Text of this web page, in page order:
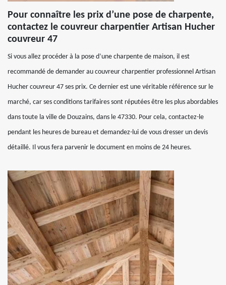
Pour connaître les prix d’une pose de charpente,
contactez le couvreur charpentier Artisan Hucher
couvreur 47
Si vous allez procéder à la pose d’une charpente de maison, il est
recommandé de demander au couvreur charpentier professionnel Artisan
Hucher couvreur 47 ses prix. Ce dernier est une véritable référence sur le
marché, car ses conditions tarifaires sont réputées être les plus abordables
dans toute la ville de Douzains, dans le 47330. Pour cela, contactez-le
pendant les heures de bureau et demandez-lui de vous dresser un devis
détaillé. Il vous fera parvenir le document en moins de 24 heures.